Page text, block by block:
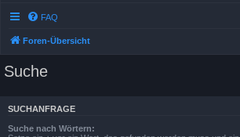
FAQ
Foren-Übersicht
Suche
SUCHANFRAGE
Suche nach Wörtern: